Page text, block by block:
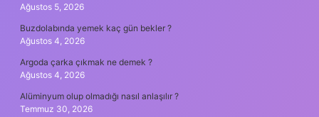
Ağustos 5, 2026
Buzdolabında yemek kaç gün bekler ?
Ağustos 4, 2026
Argoda çarka çıkmak ne demek ?
Ağustos 4, 2026
Alüminyum olup olmadığı nasıl anlaşılır ?
Temmuz 30, 2026